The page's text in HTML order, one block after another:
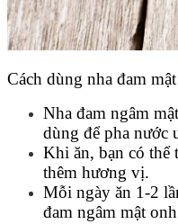
Cách dùng nha đam
Nha đam ngâm
dùng để pha nước
Khi ăn, bạn có thể
thêm hương vị.
Mỗi ngày ăn 1-2
đam ngâm mật onh